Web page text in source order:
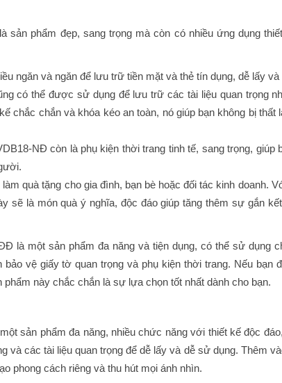
sản phẩm đẹp, sang trọng mà còn có nhiều ứng dụng
ngăn và ngăn để lưu trữ tiền mặt và thẻ tín dụng, dễ lấy
có thể được sử dụng để lưu trữ các tài liệu quan trọng
chắc chắn và khóa kéo an toàn, nó giúp bạn không bị thất
NĐ còn là phụ kiện thời trang tinh tế, sang trọng, giúp
quà tặng cho gia đình, bạn bè hoặc đối tác kinh doanh.
sẽ là món quà ý nghĩa, độc đáo giúp tăng thêm sự gắn
là một sản phẩm đa năng và tiện dụng, có thể sử dụng
vệ giấy tờ quan trọng và phụ kiện thời trang. Nếu bạn
này chắc chắn là sự lựa chọn tốt nhất dành cho bạn.
sản phẩm đa năng, nhiều chức năng với thiết kế độc
và các tài liệu quan trọng để dễ lấy và dễ sử dụng. Thêm
phong cách riêng và thu hút mọi ánh nhìn.